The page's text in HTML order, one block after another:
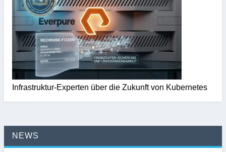
Infrastruktur-Experten über die Zukunft von Kubernetes
NEWS